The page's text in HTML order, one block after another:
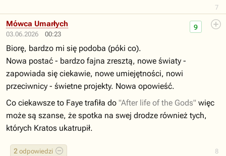
7
03.06.2026 00:23
8
9
2 odpowiedzi
Mówca Umarłych
Biorę, bardzo mi się podoba (póki co).
Nowa postać - bardzo fajna zresztą, nowe światy -
zapowiada się ciekawie, nowe umiejętności, nowi
przeciwnicy - świetne projekty. Nowa opowieść.
Co ciekawsze to Faye trafiła do "After life of the Gods" więc
może są szanse, że spotka na swej drodze również tych,
których Kratos ukatrupił.